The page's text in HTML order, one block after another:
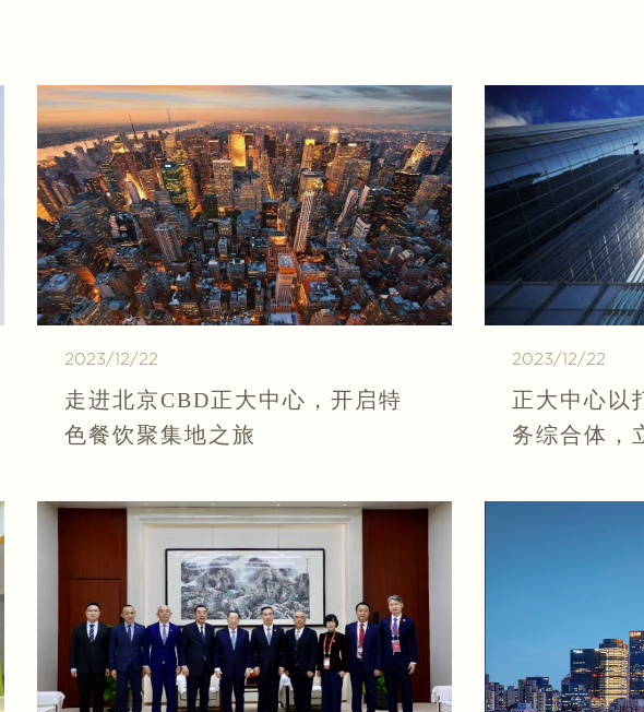
2023/12/22
走进北京CBD正大中心，开启特
色餐饮聚集地之旅
2023/12/22
正大中心以
务综合体，